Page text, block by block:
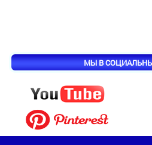
МЫ В